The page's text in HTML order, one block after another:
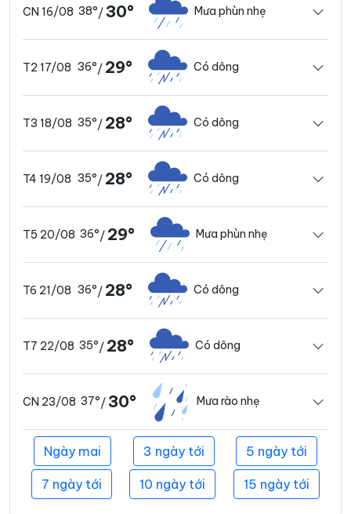
CN 16/08 38°/30° Mưa phùn nhẹ
T2 17/08 36°/ 29° Có dông
T3 18/08 35°/ 28° Có dông
T4 19/08 35°/ 28° Có dông
T5 20/08 36°/ 29° Mưa phùn nhẹ
T6 21/08 36°/ 28° Có dông
T7 22/08 35°/ 28° Có dông
CN 23/08 37°/30° Mưa rào nhẹ
Ngày mai 3 ngày tới 5 ngày tới
7 ngày tới 10 ngày tới 15 ngày tới